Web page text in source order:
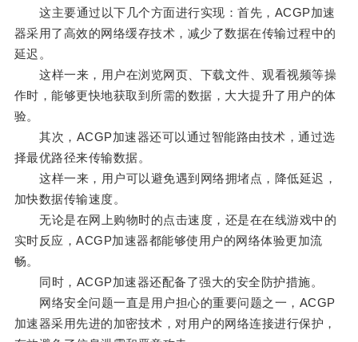
这主要通过以下几个方面进行实现：首先，ACGP加速
器采用了高效的网络缓存技术，减少了数据在传输过程中的
延迟。
这样一来，用户在浏览网页、下载文件、观看视频等操
作时，能够更快地获取到所需的数据，大大提升了用户的体
验。
其次，ACGP加速器还可以通过智能路由技术，通过选
择最优路径来传输数据。
这样一来，用户可以避免遇到网络拥堵点，降低延迟，
加快数据传输速度。
无论是在网上购物时的点击速度，还是在在线游戏中的
实时反应，ACGP加速器都能够使用户的网络体验更加流
畅。
同时，ACGP加速器还配备了强大的安全防护措施。
网络安全问题一直是用户担心的重要问题之一，ACGP
加速器采用先进的加密技术，对用户的网络连接进行保护，